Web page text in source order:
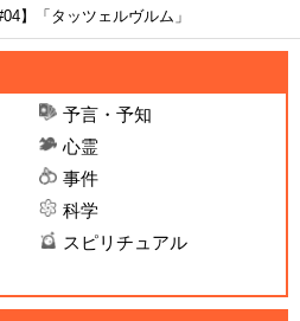
】「タッツェルヴルム」
予言・予知
心霊
事件
科学
スピリチュアル